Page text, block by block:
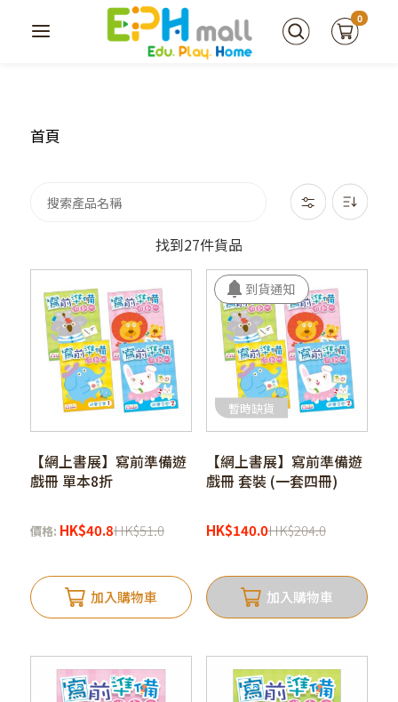
0
首頁
找到27件貨品
【網上書展】寫前準備遊
戲冊 單本8折
價格: HK$40.8HK$51.0
加入購物車
暫時缺貨
【網上書展】寫前準備遊
戲冊 套裝 (一套四冊)
HK$140.0HK$204.0
加入購物車